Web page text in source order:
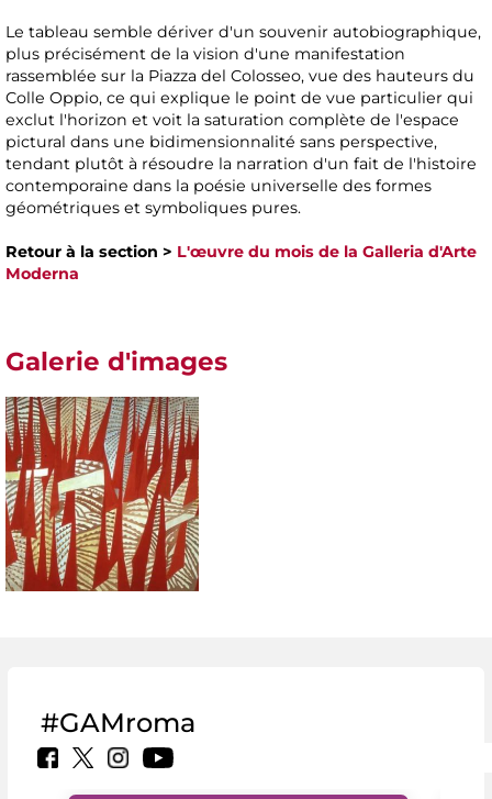
Le tableau semble dériver d'un souvenir autobiographique,
plus précisément de la vision d'une manifestation
rassemblée sur la Piazza del Colosseo, vue des hauteurs du
Colle Oppio, ce qui explique le point de vue particulier qui
exclut l'horizon et voit la saturation complète de l'espace
pictural dans une bidimensionnalité sans perspective,
tendant plutôt à résoudre la narration d'un fait de l'histoire
contemporaine dans la poésie universelle des formes
géométriques et symboliques pures.
Retour à la section > L'œuvre du mois de la Galleria d'Arte
Moderna
Galerie d'images
#GAMroma